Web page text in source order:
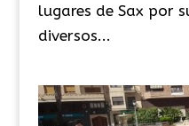
lugares de Sax por
diversos...